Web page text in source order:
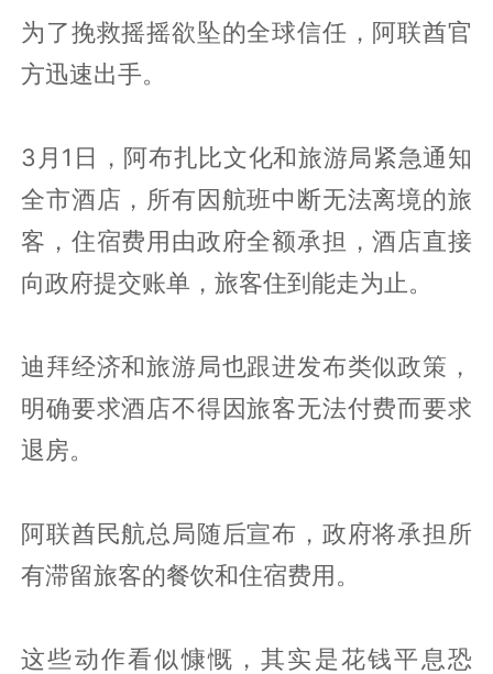
为了挽救摇摇欲坠的全球信任，阿联酋官
方迅速出手。
3月1日，阿布扎比文化和旅游局紧急通知
全市酒店，所有因航班中断无法离境的旅
客，住宿费用由政府全额承担，酒店直接
向政府提交账单，旅客住到能走为止。
迪拜经济和旅游局也跟进发布类似政策，
明确要求酒店不得因旅客无法付费而要求
退房。
阿联酋民航总局随后宣布，政府将承担所
有滞留旅客的餐饮和住宿费用。
这些动作看似慷慨，其实是花钱平息恐